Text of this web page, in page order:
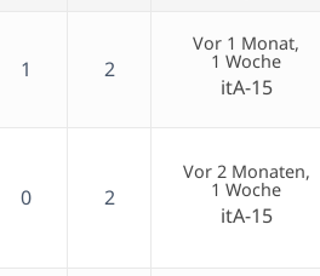
1 2
Vor 1 Monat,
1 Woche
itA-15
0 2
Vor 2 Monaten,
1 Woche
itA-15